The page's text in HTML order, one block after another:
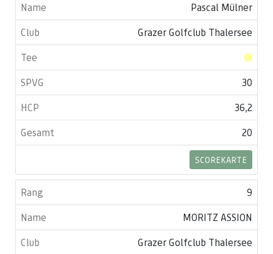
Pascal Mülner
Grazer Golfclub Thalersee
30
36,2
20
SCOREKARTE
9
MORITZ ASSION
Grazer Golfclub Thalersee